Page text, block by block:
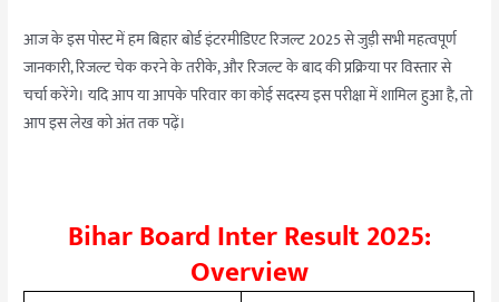
आज के इस पोस्ट में हम बिहार बोर्ड इंटरमीडिएट रिजल्ट 2025 से जुड़ी सभी महत्वपूर्ण
जानकारी, रिजल्ट चेक करने के तरीके, और रिजल्ट के बाद की प्रक्रिया पर विस्तार से
चर्चा करेंगे। यदि आप या आपके परिवार का कोई सदस्य इस परीक्षा में शामिल हुआ है, तो
आप इस लेख को अंत तक पढ़ें।
Bihar Board Inter Result 2025:
Overview